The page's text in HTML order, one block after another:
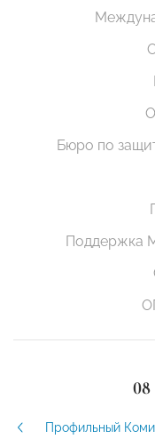
Бюро по
Поддержка
08
Профильный